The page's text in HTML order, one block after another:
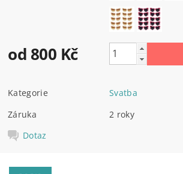
od 800 Kč
Kategorie
Svatba
Záruka
2 roky
Dotaz